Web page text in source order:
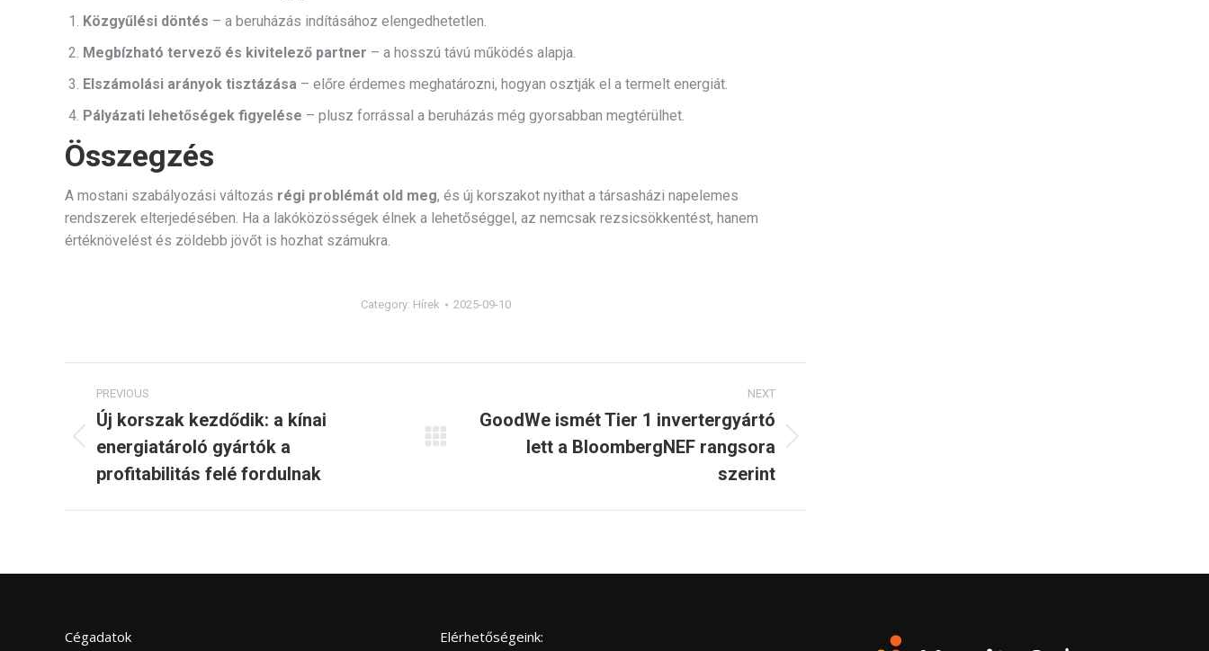
Közgyűlési döntés – a beruházás indításához elengedhetetlen.
Megbízható tervező és kivitelező partner – a hosszú távú működés alapja.
Elszámolási arányok tisztázása – előre érdemes meghatározni, hogyan osztják el a termelt energiát.
Pályázati lehetőségek figyelése – plusz forrással a beruházás még gyorsabban megtérülhet.
Összegzés
A mostani szabályozási változás régi problémát old meg, és új korszakot nyithat a társasházi napelemes
rendszerek elterjedésében. Ha a lakóközösségek élnek a lehetőséggel, az nemcsak rezsicsökkentést, hanem
értéknövelést és zöldebb jövőt is hozhat számukra.
Category: Hírek 2025-09-10
Post
navigation
PREVIOUS
Previous
post:
Új korszak kezdődik: a kínai
energiatároló gyártók a
profitabilitás felé fordulnak
NEXT
GoodWe ismét Tier 1 invertergyártó
lett a BloombergNEF rangsora
szerint
Cégadatok Elérhetőségeink: